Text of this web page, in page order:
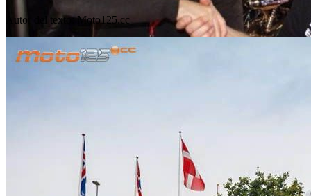
Autor del texto: Moto125.cc